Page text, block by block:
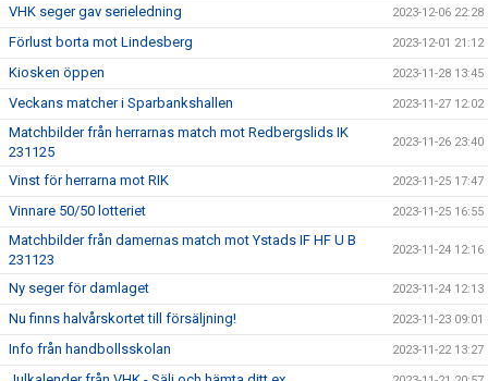
VHK seger gav serieledning 2023-12-06 22:28
Förlust borta mot Lindesberg 2023-12-01 21:12
Kiosken öppen 2023-11-28 13:45
Veckans matcher i Sparbankshallen 2023-11-27 12:02
Matchbilder från herrarnas match mot Redbergslids IK
231125
2023-11-26 23:40
Vinst för herrarna mot RIK 2023-11-25 17:47
Vinnare 50/50 lotteriet 2023-11-25 16:55
Matchbilder från damernas match mot Ystads IF HF U B
231123
2023-11-24 12:16
Ny seger för damlaget 2023-11-24 12:13
Nu finns halvårskortet till försäljning! 2023-11-23 09:01
Info från handbollsskolan 2023-11-22 13:27